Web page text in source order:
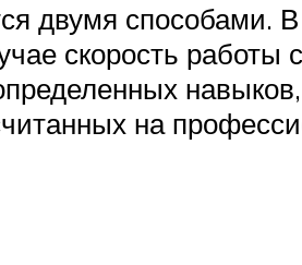
двумя способами.
скорость
на